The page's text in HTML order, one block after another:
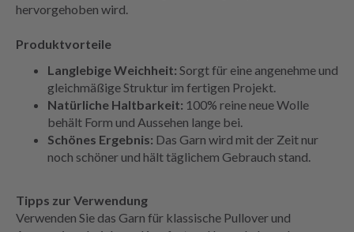
hervorgehoben wird.
Produktvorteile
Langlebige Weichheit: Sorgt für eine angenehme und
gleichmäßige Struktur im fertigen Projekt.
Natürliche Haltbarkeit: 100% reine neue Wolle
behält Form und Aussehen lange bei.
Schönes Ergebnis: Das Garn wird mit der Zeit nur
noch schöner und hält täglichem Gebrauch stand.
Tipps zur Verwendung
Verwenden Sie das Garn für klassische Pullover und